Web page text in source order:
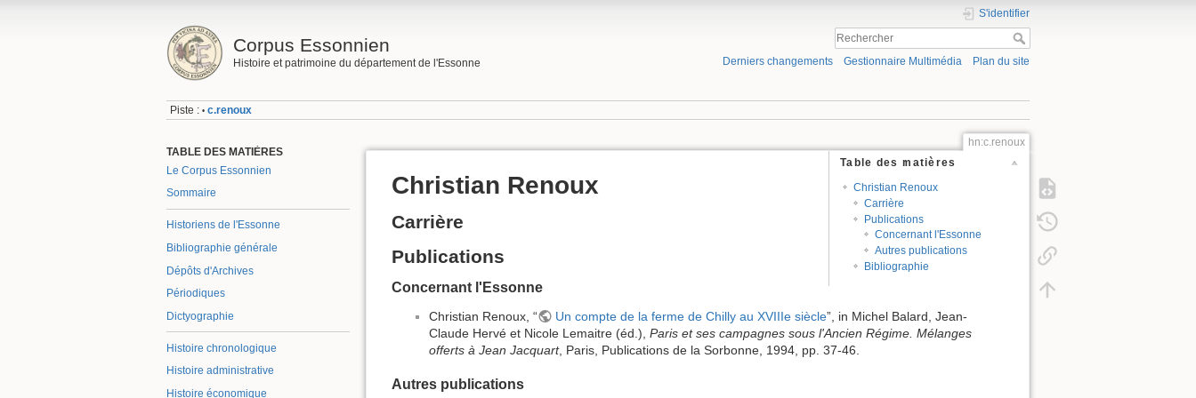
Corpus Essonnien
Histoire et patrimoine du département de l'Essonne
S'identifier
Derniers changements Gestionnaire Multimédia Plan du site
Piste : • c.renoux
TABLE DES MATIÈRES
Le Corpus Essonnien
Sommaire
Historiens de l'Essonne
Bibliographie générale
Dépôts d'Archives
Périodiques
Dictyographie
Histoire chronologique
Histoire administrative
Histoire économique
hn:c.renoux
Table des matières
Christian Renoux
Carrière
Publications
Concernant l'Essonne
Autres publications
Bibliographie
Christian Renoux
Carrière
Publications
Concernant l'Essonne
Christian Renoux, “ Un compte de la ferme de Chilly au XVIIIe siècle”, in Michel Balard, Jean-
Claude Hervé et Nicole Lemaitre (éd.), Paris et ses campagnes sous l'Ancien Régime. Mélanges
offerts à Jean Jacquart, Paris, Publications de la Sorbonne, 1994, pp. 37-46.
Autres publications